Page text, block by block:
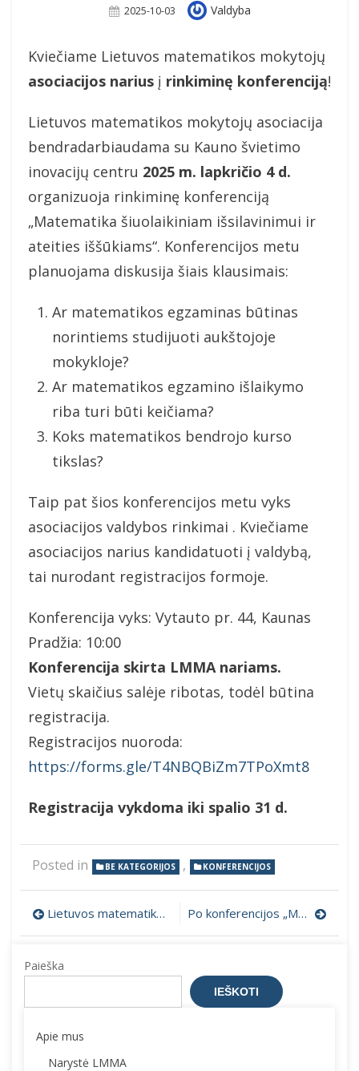
Posted
2025-10-03 Author
Valdyba
Kviečiame Lietuvos matematikos mokytojų
asociacijos narius į rinkiminę konferenciją!
Lietuvos matematikos mokytojų asociacija
bendradarbiaudama su Kauno švietimo
inovacijų centru 2025 m. lapkričio 4 d.
organizuoja rinkiminę konferenciją
„Matematika šiuolaikiniam išsilavinimui ir
ateities iššūkiams“. Konferencijos metu
planuojama diskusija šiais klausimais:
Ar matematikos egzaminas būtinas
norintiems studijuoti aukštojoje
mokykloje?
Ar matematikos egzamino išlaikymo
riba turi būti keičiama?
Koks matematikos bendrojo kurso
tikslas?
Taip pat šios konferencijos metu vyks
asociacijos valdybos rinkimai . Kviečiame
asociacijos narius kandidatuoti į valdybą,
tai nurodant registracijos formoje.
Konferencija vyks: Vytauto pr. 44, Kaunas
Pradžia: 10:00
Konferencija skirta LMMA nariams.
Vietų skaičius salėje ribotas, todėl būtina
registracija.
Registracijos nuoroda:
https://forms.gle/T4NBQBiZm7TPoXmt8
Registracija vykdoma iki spalio 31 d.
Posted in BE KATEGORIJOS , KONFERENCIJOS
Navigacija
tarp
įrašų
Lietuvos matematikų draugijos Matematikos mokymo tyrimų grupės 1-oji konferencija Po konferencijos „Matematika šiuolaikiniam išsilavinimui ir ateities iššūkiams”
Paieška
IEŠKOTI
Apie mus
Narystė LMMA